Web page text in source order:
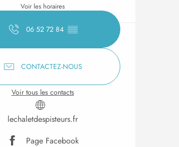
Voir les horaires
06 52 72 84 ▒▒
CONTACTEZ-NOUS
Voir tous les contacts
lechaletdespisteurs.fr
Page Facebook